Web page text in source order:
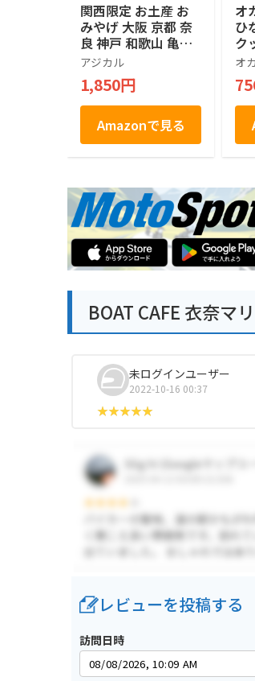
関西限定 お土産 お
みやげ 大阪 京都 奈
良 神戸 和歌山 亀田
の柿の種 ピーナッツ
入り 180g 16袋入り
（４種類×４袋）
アジカル
1,850円
Amazonで見る
オ
ひ
ク
オ
BOAT CAFE 衣奈マ
未ログインユーザー
2022-10-16 00:37
レビューを投稿する
訪問日時